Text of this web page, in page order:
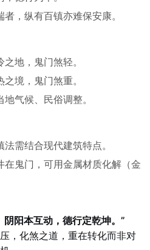
者，纵有百镇亦难保安康。
之地，鬼门煞轻。
之境，鬼门煞重。
地气候、民俗调整。
法需结合现代建筑特点。
在鬼门，可用金属材质化解（金
阳本互动，德行定乾坤。”
，化煞之道，重在转化而非对